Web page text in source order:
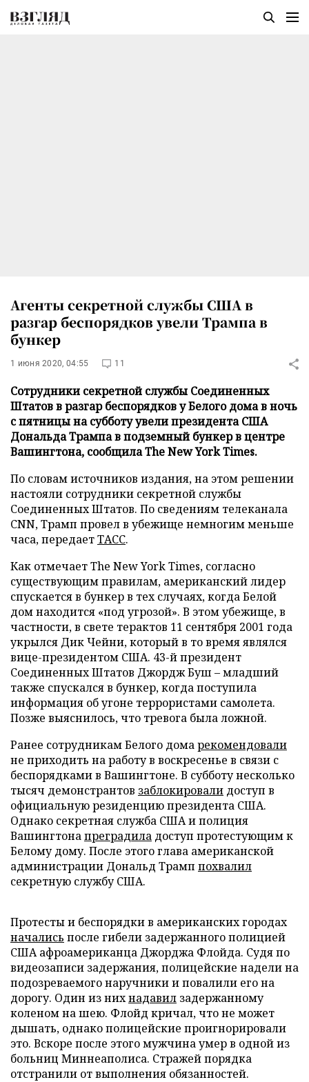
Агенты секретной службы США в
разгар беспорядков увели Трампа в
бункер
1 июня 2020, 04:55 11
Сотрудники секретной службы Соединенных
Штатов в разгар беспорядков у Белого дома в ночь
с пятницы на субботу увели президента США
Дональда Трампа в подземный бункер в центре
Вашингтона, сообщила The New York Times.
По словам источников издания, на этом решении
настояли сотрудники секретной службы
Соединенных Штатов. По сведениям телеканала
CNN, Трамп провел в убежище немногим меньше
часа, передаетТАСС.
Как отмечает The New York Times, согласно
существующим правилам, американский лидер
спускается в бункер в тех случаях, когда Белой
дом находится «под угрозой». В этом убежище, в
частности, в свете терактов 11 сентября 2001 года
укрылся Дик Чейни, который в то время являлся
вице-президентом США. 43-й президент
Соединенных Штатов Джордж Буш – младший
также спускался в бункер, когда поступила
информация об угоне террористами самолета.
Позже выяснилось, что тревога была ложной.
Ранее сотрудникам Белого домарекомендовали
не приходить на работу в воскресенье в связи с
беспорядками в Вашингтоне. В субботу несколько
тысяч демонстрантов заблокировали доступ в
официальную резиденцию президента США.
Однако секретная служба США и полиция
Вашингтонапреградила доступ протестующим к
Белому дому. После этого глава американской
администрации Дональд Трамп похвалил
секретную службу США.
Протесты и беспорядки в американских городах
начались после гибели задержанного полицией
США афроамериканца Джорджа Флойда. Судя по
видеозаписи задержания, полицейские надели на
подозреваемого наручники и повалили его на
дорогу. Один из нихнадавил задержанному
коленом на шею. Флойд кричал, что не может
дышать, однако полицейские проигнорировали
это. Вскоре после этого мужчина умер в одной из
больниц Миннеаполиса. Стражей порядка
отстранили от выполнения обязанностей.